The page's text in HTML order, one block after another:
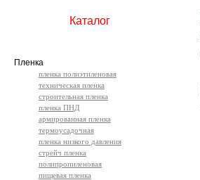
Каталог
Пленка
пленка полиэтиленовая
техническая пленка
строительная пленка
пленка ПНД
армированная пленка
термоусадочная
пленка низкого давления
стрейч пленка
полипропиленовая
пищевая пленка